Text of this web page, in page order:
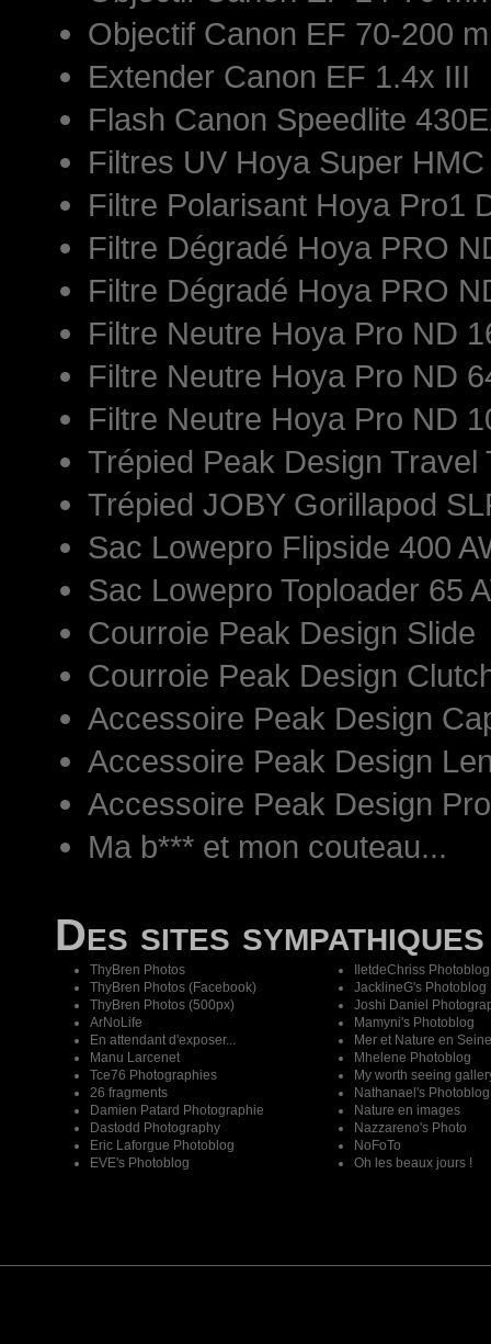
Objectif Canon EF 70-200
Extender Canon EF 1.4x III
Flash Canon Speedlite
Filtres UV Hoya Super
Filtre Polarisant Hoya Pro1
Filtre Dégradé Hoya PRO
Filtre Dégradé Hoya PRO
Filtre Neutre Hoya Pro ND
Filtre Neutre Hoya Pro ND
Filtre Neutre Hoya Pro ND
Trépied Peak Design Travel
Trépied JOBY Gorillapod
Sac Lowepro Flipside 400
Sac Lowepro Toploader 65
Courroie Peak Design Slide
Courroie Peak Design
Accessoire Peak Design
Accessoire Peak Design
Accessoire Peak Design
Ma b*** et mon couteau...
Des sites sympathiques
ThyBren Photos
ThyBren Photos (Facebook)
ThyBren Photos (500px)
ArNoLife
En attendant d'exposer...
Manu Larcenet
Tce76 Photographies
26 fragments
Damien Patard Photographie
Dastodd Photography
Eric Laforgue Photoblog
EVE's Photoblog
IletdeChriss Photoblog
JacklineG's Photoblog
Joshi Daniel
Mamyni's Photoblog
Mer et Nature en Seine
Mhelene Photoblog
My worth seeing
Nathanael's Photoblog
Nature en images
Nazzareno's Photo
NoFoTo
Oh les beaux jours !